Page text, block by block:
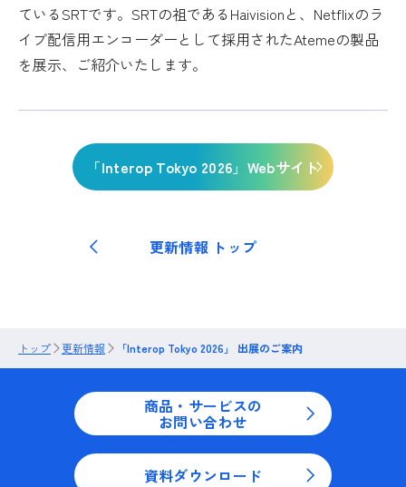
ているSRTです。SRTの祖であるHaivisionと、Netflixのラ
イブ配信用エンコーダーとして採用されたAtemeの製品
を展示、ご紹介いたします。
「Interop Tokyo 2026」Webサイト
更新情報 トップ
トップ 更新情報 「Interop Tokyo 2026」 出展のご案内
商品・サービスの
お問い合わせ
資料ダウンロード